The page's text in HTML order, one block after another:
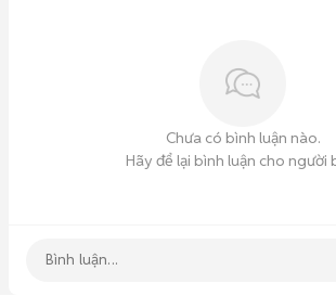
Chưa có bình luận nào.
Hãy để lại bình luận cho người